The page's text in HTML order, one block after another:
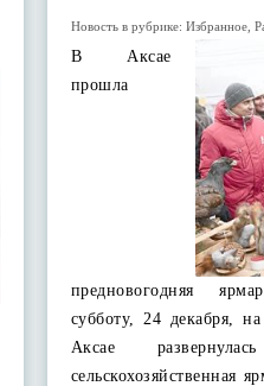
Новость в рубрике: Избранное,
В Аксае
прошла
предновогодняя
субботу, 24 декабря,
Аксае
сельскохозяйственная